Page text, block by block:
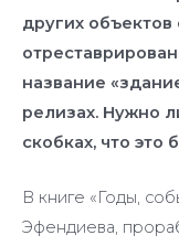
других объектов
название
релизах. Нужно
скобках, что
В книге «Годы,
Эфендиева,